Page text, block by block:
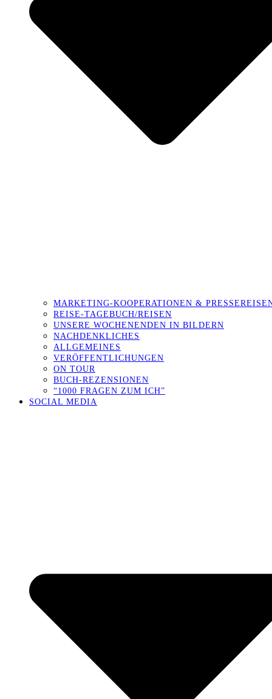
MARKETING-KOOPERATIONEN &
REISE-TAGEBUCH/REISEN
UNSERE WOCHENENDEN IN BILDERN
NACHDENKLICHES
ALLGEMEINES
VERÖFFENTLICHUNGEN
ON TOUR
BUCH-REZENSIONEN
“1000 FRAGEN ZUM ICH”
SOCIAL MEDIA